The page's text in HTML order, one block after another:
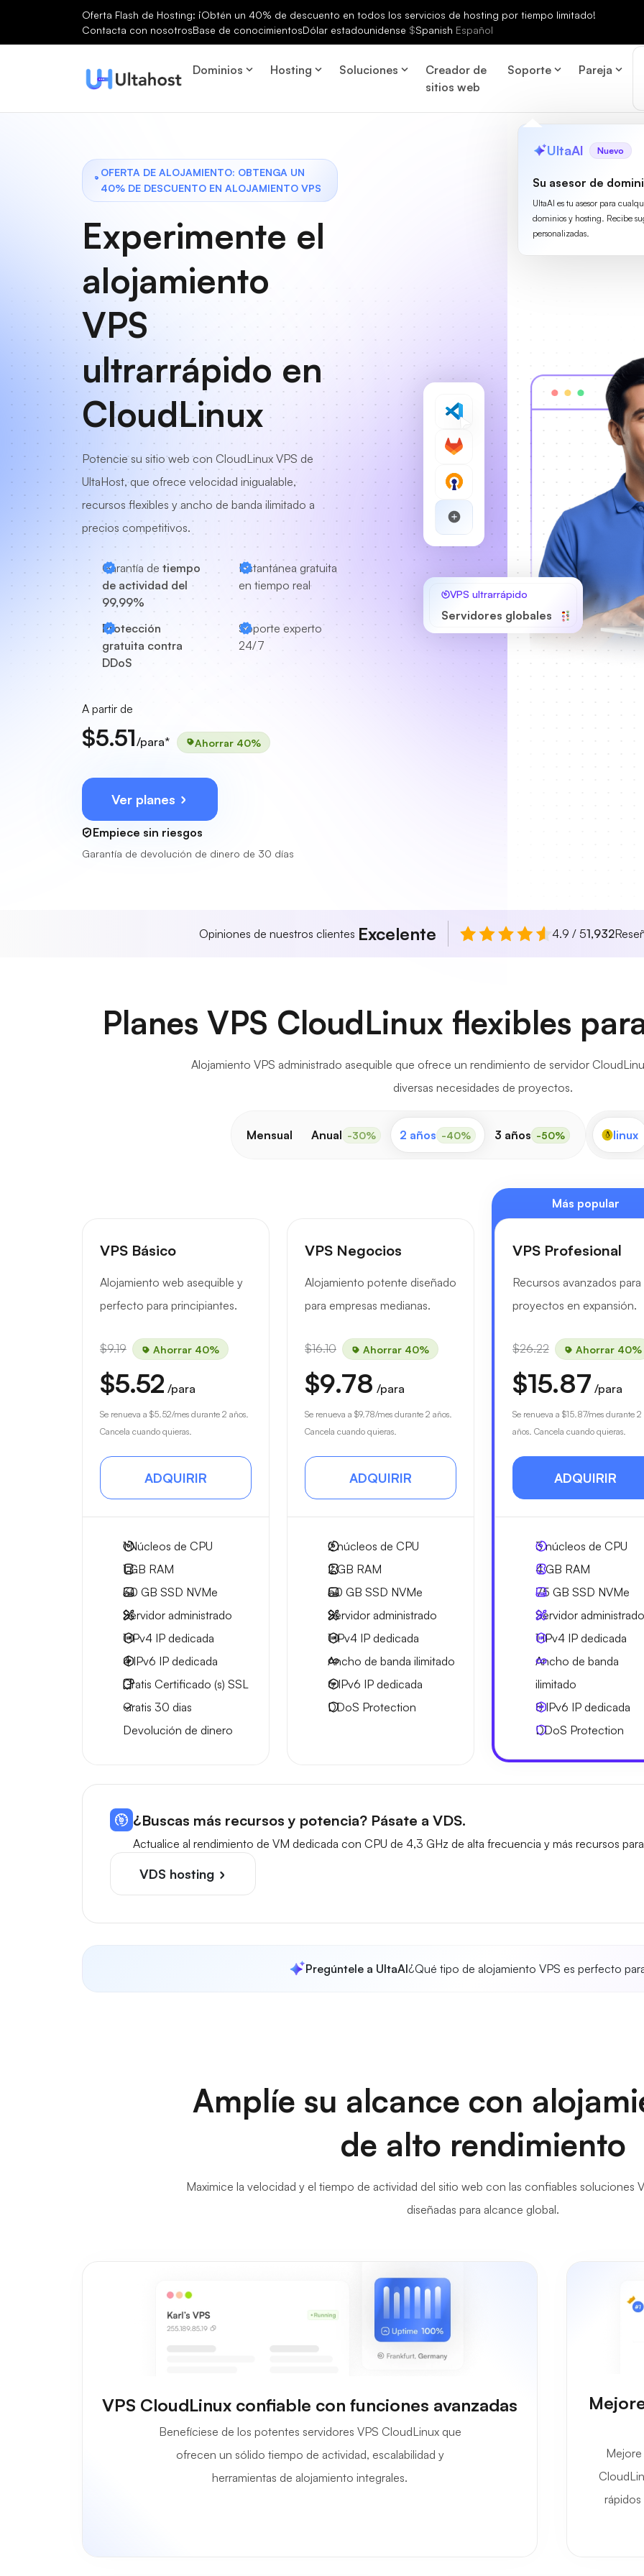
Oferta Flash de Hosting: ¡Obtén un 40% de descuento en todos los servicios de hosting por tiempo limitado!
Contacta con nosotrosBase de conocimientosDólar estadounidense $Spanish Español
Dominios Hosting Soluciones
Creador de
sitios web
Soporte Pareja
UltaAI Nuevo
Su asesor de
UltaAI es tu asesor para
dominios y hosting. Recibe
personalizadas.
OFERTA DE ALOJAMIENTO: OBTENGA UN
40% DE DESCUENTO EN ALOJAMIENTO VPS
Experimente el
alojamiento
VPS
ultrarrápido en
CloudLinux
Potencie su sitio web con CloudLinux VPS de
UltaHost, que ofrece velocidad inigualable,
recursos flexibles y ancho de banda ilimitado a
precios competitivos.
Garantía de tiempo
de actividad del
99,99%
Instantánea gratuita
en tiempo real
Protección
gratuita contra
DDoS
Soporte experto
24/7
A partir de
$5.51/para* Ahorrar 40%
Ver planes
Empiece sin riesgos
Garantía de devolución de dinero de 30 días
VPS ultrarrápido
Servidores globales
Opiniones de nuestros clientes Excelente 4.9 / 51,932
Planes VPS CloudLinux flexibles
Alojamiento VPS administrado asequible que ofrece un rendimiento de servidor
diversas necesidades de proyectos.
Mensual Anual -30% 2 años -40% 3 años -50% linux
VPS Básico
Alojamiento web asequible y
perfecto para principiantes.
$9.19 Ahorrar 40%
$5.52 /para
Se renueva a $5.52/mes durante 2 años.
Cancela cuando quieras.
ADQUIRIR
1Núcleos de CPU
1 GB RAM
30 GB SSD NVMe
Servidor administrado
1 IPv4 IP dedicada
4 IPv6 IP dedicada
Gratis Certificado (s) SSL
Gratis 30 dias
Devolución de dinero
VPS Negocios
Alojamiento potente diseñado
para empresas medianas.
$16.10 Ahorrar 40%
$9.78 /para
Se renueva a $9.78/mes durante 2 años.
Cancela cuando quieras.
ADQUIRIR
2núcleos de CPU
2 GB RAM
50 GB SSD NVMe
Servidor administrado
1 IPv4 IP dedicada
Ancho de banda ilimitado
6 IPv6 IP dedicada
DDoS Protection
Más popular
VPS Profesional
Recursos avanzados para
proyectos en expansión.
$26.22 Ahorrar 40%
$15.87 /para
Se renueva a $15.87/mes durante 2
años. Cancela cuando quieras.
ADQUIRIR
3núcleos de CPU
4 GB RAM
75 GB SSD NVMe
Servidor administrado
1 IPv4 IP dedicada
Ancho de banda
ilimitado
8 IPv6 IP dedicada
DDoS Protection
¿Buscas más recursos y potencia? Pásate a VDS.
Actualice al rendimiento de VM dedicada con CPU de 4,3 GHz de alta frecuencia y más recursos
VDS hosting
Pregúntele a UltaAI¿Qué tipo de alojamiento VPS es perfecto
Amplíe su alcance con
de alto rendimiento
Maximice la velocidad y el tiempo de actividad del sitio web con las confiables soluciones
diseñadas para alcance global.
VPS CloudLinux confiable con funciones avanzadas
Benefíciese de los potentes servidores VPS CloudLinux que
ofrecen un sólido tiempo de actividad, escalabilidad y
herramientas de alojamiento integrales.